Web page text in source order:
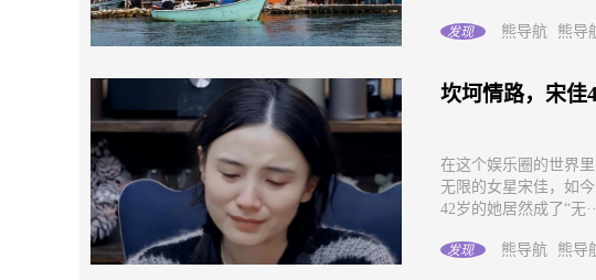
发现 熊导航 熊导
坎坷情路，宋佳
在这个娱乐圈的世界
无限的女星宋佳，如
42岁的她居然成了“无
发现 熊导航 熊导